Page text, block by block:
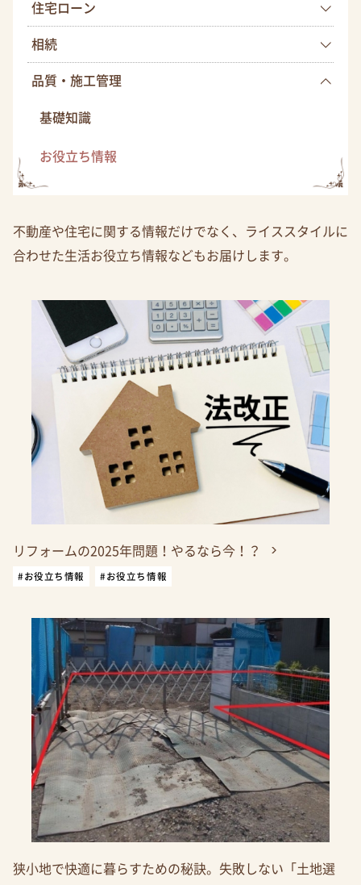
住宅ローン
相続
品質・施工管理
基礎知識
お役立ち情報
不動産や住宅に関する情報だけでなく、ライススタイルに
合わせた生活お役立ち情報などもお届けします。
リフォームの2025年問題！やるなら今！？
#お役立ち情報 #お役立ち情報
狭小地で快適に暮らすための秘訣。失敗しない「土地選